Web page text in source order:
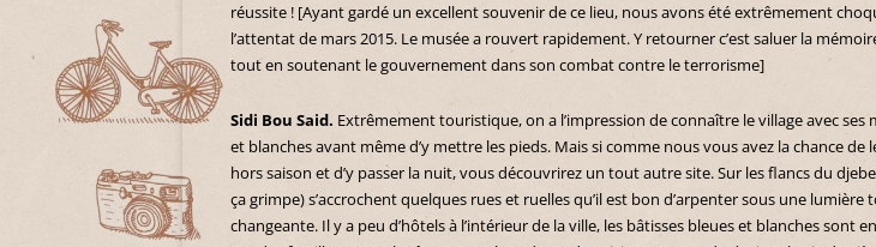
réussite ! [Ayant gardé un excellent souvenir de ce lieu, nous avons été extrêmement
l’attentat de mars 2015. Le musée a rouvert rapidement. Y retourner c’est saluer la
tout en soutenant le gouvernement dans son combat contre le terrorisme]
Sidi Bou Said. Extrêmement touristique, on a l’impression de connaître le village avec ses
et blanches avant même d’y mettre les pieds. Mais si comme nous vous avez la chance de
hors saison et d’y passer la nuit, vous découvrirez un tout autre site. Sur les flancs du
ça grimpe) s’accrochent quelques rues et ruelles qu’il est bon d’arpenter sous une lumière
changeante. Il y a peu d’hôtels à l’intérieur de la ville, les bâtisses bleues et blanches sont